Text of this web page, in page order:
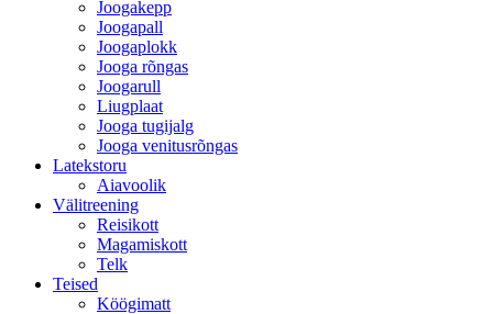
Joogakepp
Joogapall
Joogaplokk
Jooga rõngas
Joogarull
Liugplaat
Jooga tugijalg
Jooga venitusrõngas
Latekstoru
Aiavoolik
Välitreening
Reisikott
Magamiskott
Telk
Teised
Köögimatt